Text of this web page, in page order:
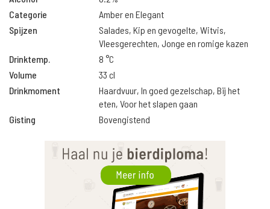
Categorie
Amber en Elegant
Spijzen
Salades, Kip en gevogelte, Witvis,
Vleesgerechten, Jonge en romige kazen
Drinktemp.
8 °C
Volume
33 cl
Drinkmoment
Haardvuur, In goed gezelschap, Bij het
eten, Voor het slapen gaan
Gisting
Bovengistend